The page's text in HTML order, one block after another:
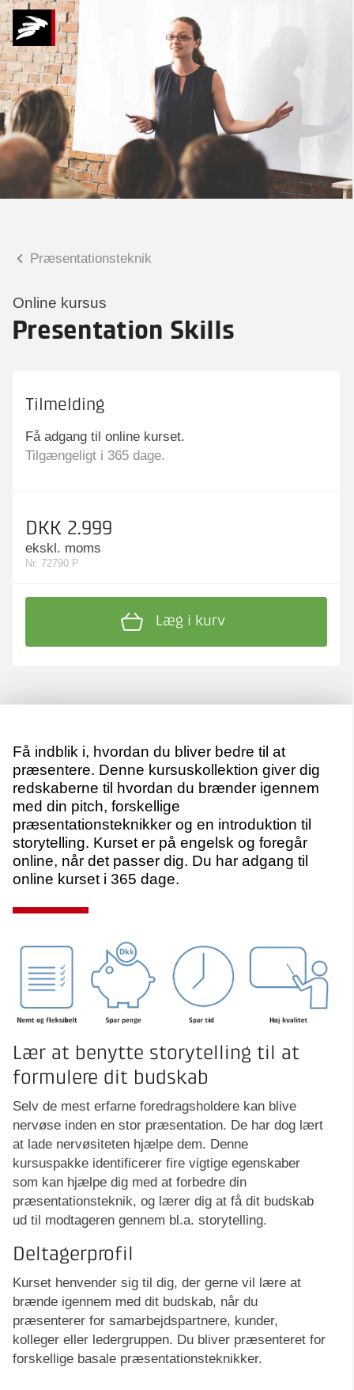
Præsentationsteknik
Online kursus
Presentation Skills
Tilmelding
Få adgang til online kurset.
Tilgængeligt i 365 dage.
DKK 2.999
ekskl. moms
Nr. 72790 P
Læg i kurv
Praktiske spørgsmål
Spørgsmål til tilmelding, forplejning,
afholdelsessted m.m.
Tobias Bladt Haarder
Hvad kan vi hjælpe
dig med?
Få indblik i, hvordan du bliver bedre til at
præsentere. Denne kursuskollektion giver dig
redskaberne til hvordan du brænder igennem
med din pitch, forskellige
præsentationsteknikker og en introduktion til
storytelling. Kurset er på engelsk og foregår
online, når det passer dig. Du har adgang til
online kurset i 365 dage.
Lær at benytte storytelling til at
formulere dit budskab
Selv de mest erfarne foredragsholdere kan blive
nervøse inden en stor præsentation. De har dog lært
at lade nervøsiteten hjælpe dem. Denne
kursuspakke identificerer fire vigtige egenskaber
som kan hjælpe dig med at forbedre din
præsentationsteknik, og lærer dig at få dit budskab
ud til modtageren gennem bl.a. storytelling.
Deltagerprofil
Kurset henvender sig til dig, der gerne vil lære at
brænde igennem med dit budskab, når du
præsenterer for samarbejdspartnere, kunder,
kolleger eller ledergruppen. Du bliver præsenteret for
forskellige basale præsentationsteknikker.